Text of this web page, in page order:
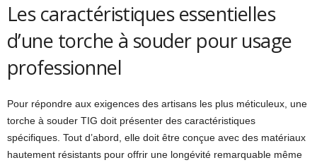
Les caractéristiques essentielles
d’une torche à souder pour usage
professionnel
Pour répondre aux exigences des artisans les plus méticuleux, une
torche à souder TIG doit présenter des caractéristiques
spécifiques. Tout d’abord, elle doit être conçue avec des matériaux
hautement résistants pour offrir une longévité remarquable même